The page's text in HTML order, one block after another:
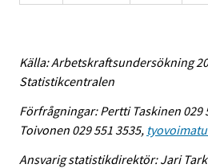
Källa: Arbetskraftsundersökning
Statistikcentralen
Förfrågningar: Pertti Taskinen 029
Toivonen 029 551 3535,
Ansvarig statistikdirektör: Jari